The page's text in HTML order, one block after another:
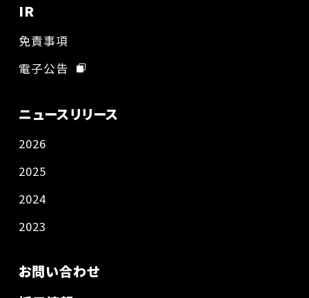
IR
免責事項
電子公告
ニュースリリース
2026
2025
2024
2023
お問い合わせ